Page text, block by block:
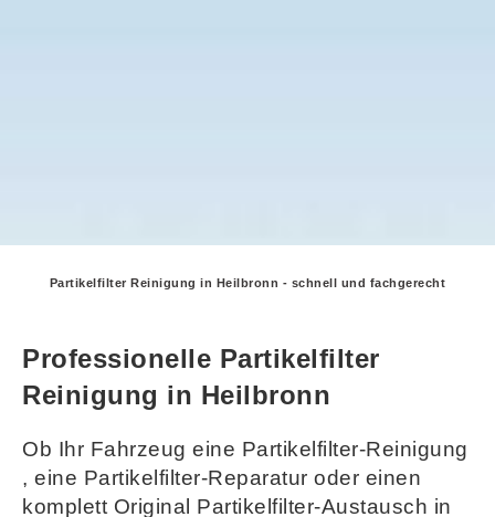
Partikelfilter Reinigung in Heilbronn - schnell und fachgerecht
Professionelle Partikelfilter
Reinigung in Heilbronn
Ob Ihr Fahrzeug eine Partikelfilter-Reinigung
, eine Partikelfilter-Reparatur oder einen
komplett Original Partikelfilter-Austausch in